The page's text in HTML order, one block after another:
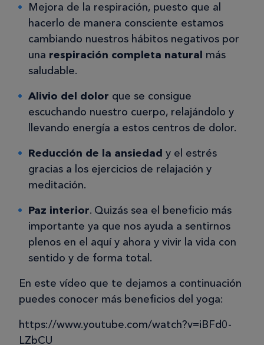
Mejora de la respiración, puesto que al
hacerlo de manera consciente estamos
cambiando nuestros hábitos negativos por
una respiración completa natural más
saludable.
Alivio del dolor que se consigue
escuchando nuestro cuerpo, relajándolo y
llevando energía a estos centros de dolor.
Reducción de la ansiedad y el estrés
gracias a los ejercicios de relajación y
meditación.
Paz interior. Quizás sea el beneficio más
importante ya que nos ayuda a sentirnos
plenos en el aquí y ahora y vivir la vida con
sentido y de forma total.
En este vídeo que te dejamos a continuación
puedes conocer más beneficios del yoga:
https://www.youtube.com/watch?v=iBFd0-
LZbCU